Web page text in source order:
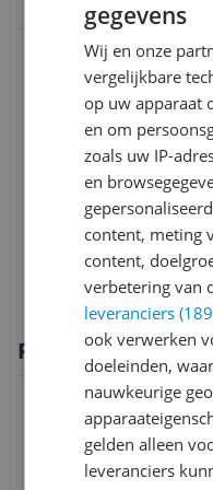
Bijgeleverde
gegevens
Wij en onze
vergelijkbare
op uw apparaat
en om
zoals uw IP-
en
content, meting
content,
verbetering van
leveranciers
ook verwerken
doeleinden,
nauwkeurige
gelden alleen
leveranciers